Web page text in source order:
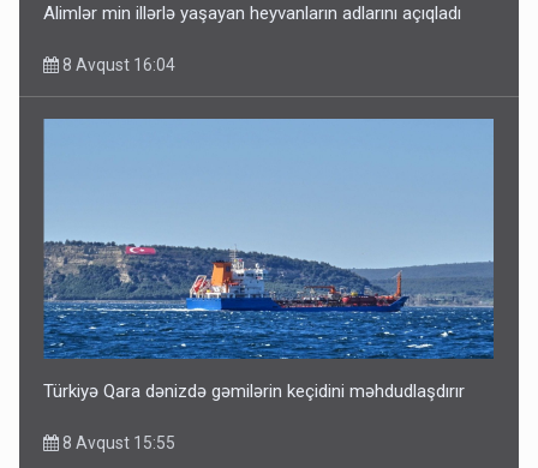
Alimlər min illərlə yaşayan heyvanların adlarını açıqladı
8 Avqust 16:04
Türkiyə Qara dənizdə gəmilərin keçidini məhdudlaşdırır
8 Avqust 15:55